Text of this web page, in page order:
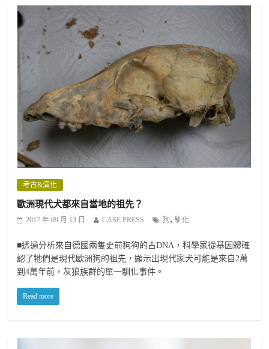
考古&演化
歐洲現代犬都來自當地的祖先？
2017 年 09 月 13 日 CASE PRESS 狗,馴化
■透過分析來自德國兩隻史前狗狗的古DNA，科學家從基因體確
認了牠們是現代歐洲狗的祖先，顯示出現代家犬可能是來自2萬
到4萬年前，灰狼族群的單一馴化事件。
Read more